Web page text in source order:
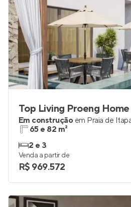
Top Living Proeng Home
Em construção em Praia de
65 e 82 m²
2 e 3
Venda a partir de
R$ 969.572